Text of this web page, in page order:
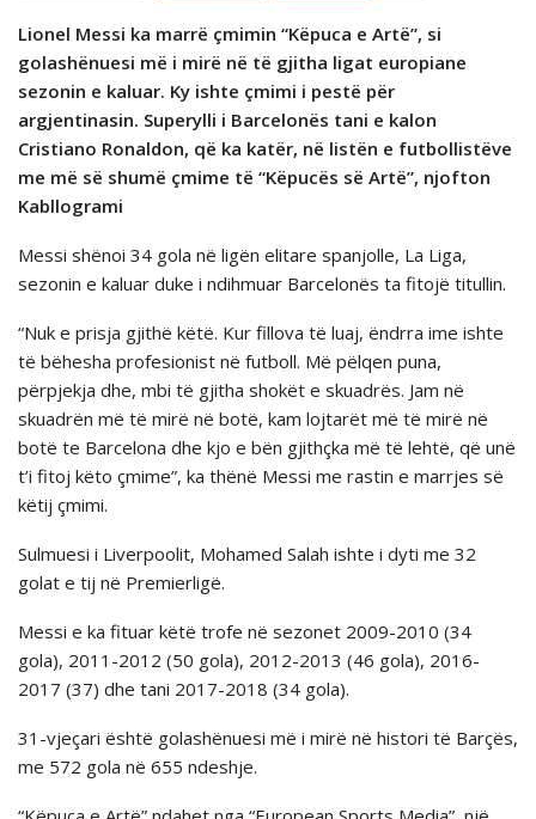
Lionel Messi ka marrë çmimin “Këpuca e Artë”, si
golashënuesi më i mirë në të gjitha ligat europiane
sezonin e kaluar. Ky ishte çmimi i pestë për
argjentinasin. Superylli i Barcelonës tani e kalon
Cristiano Ronaldon, që ka katër, në listën e futbollistëve
me më së shumë çmime të “Këpucës së Artë”, njofton
Kabllogrami
Messi shënoi 34 gola në ligën elitare spanjolle, La Liga,
sezonin e kaluar duke i ndihmuar Barcelonës ta fitojë titullin.
“Nuk e prisja gjithë këtë. Kur fillova të luaj, ëndrra ime ishte
të bëhesha profesionist në futboll. Më pëlqen puna,
përpjekja dhe, mbi të gjitha shokët e skuadrës. Jam në
skuadrën më të mirë në botë, kam lojtarët më të mirë në
botë te Barcelona dhe kjo e bën gjithçka më të lehtë, që unë
t’i fitoj këto çmime”, ka thёnё Messi me rastin e marrjes sё
kёtij çmimi.
Sulmuesi i Liverpoolit, Mohamed Salah ishte i dyti me 32
golat e tij në Premierligë.
Messi e ka fituar këtë trofe në sezonet 2009-2010 (34
gola), 2011-2012 (50 gola), 2012-2013 (46 gola), 2016-
2017 (37) dhe tani 2017-2018 (34 gola).
31-vjeçari është golashënuesi më i mirë në histori të Barçës,
me 572 gola në 655 ndeshje.